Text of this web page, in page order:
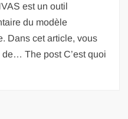
est un outil
du modèle
Dans cet article, vous
The post C’est quoi